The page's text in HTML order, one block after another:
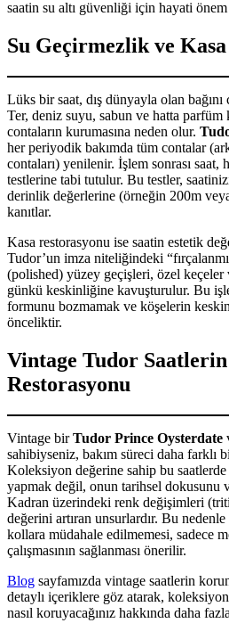
saatin su altı güvenliği için hayati önem
Su Geçirmezlik ve
Lüks bir saat, dış dünyayla olan bağını
Ter, deniz suyu, sabun ve hatta parfüm
contaların kurumasına neden olur.
her periyodik bakımda tüm contalar
contaları) yenilenir. İşlem sonrası saat,
testlerine tabi tutulur. Bu testler,
derinlik değerlerine (örneğin 200m
kanıtlar.
Kasa restorasyonu ise saatin estetik
Tudor’un imza niteliğindeki
(polished) yüzey geçişleri, özel
günkü keskinliğine kavuşturulur. Bu
formunu bozmamak ve köşelerin
önceliktir.
Vintage Tudor
Restorasyonu
Vintage birTudor Prince Oysterdate
sahibiyseniz, bakım süreci daha farklı
Koleksiyon değerine sahip bu
yapmak değil, onun tarihsel dokusunu
Kadran üzerindeki renk değişimleri
değerini artıran unsurlardır. Bu
kollara müdahale edilmemesi, sadece
çalışmasının sağlanması önerilir.
Blog sayfamızda vintage saatlerin
detaylı içeriklere göz atarak,
nasıl koruyacağınız hakkında daha